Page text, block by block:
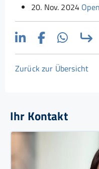
20. Nov. 2024
Zurück zur Übersicht
Ihr Kontakt